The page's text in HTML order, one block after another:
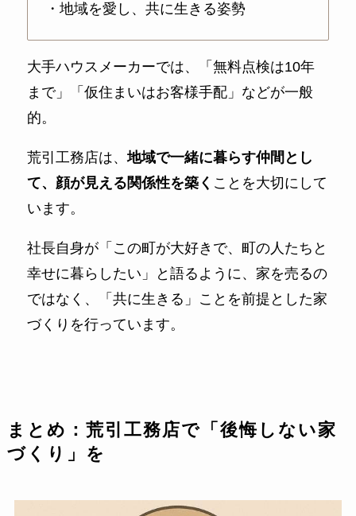
・地域を愛し、共に生きる姿勢
大手ハウスメーカーでは、「無料点検は10年
まで」「仮住まいはお客様手配」などが一般
的。
荒引工務店は、地域で一緒に暮らす仲間とし
て、顔が見える関係性を築く ことを大切にして
います。
社長自身が「この町が大好きで、町の人たちと
幸せに暮らしたい」と語るように、家を売るの
ではなく、「共に生きる」ことを前提とした家
づくりを行っています。
まとめ：荒引工務店で「後悔しない家
づくり」を